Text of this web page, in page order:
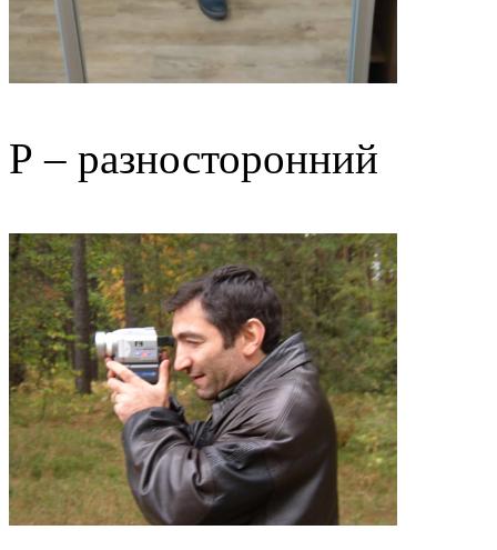
Р – разносторонний